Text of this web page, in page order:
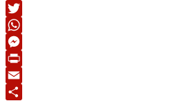
Facebook
Twitter
WhatsApp
Messenger
Print
Email